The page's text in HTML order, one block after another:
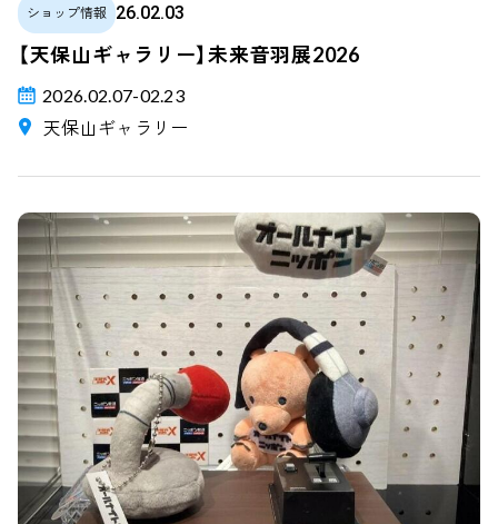
ショップ情報 26.02.03
【天保山ギャラリー】未来音羽展2026
2026.02.07-02.23
天保山ギャラリー